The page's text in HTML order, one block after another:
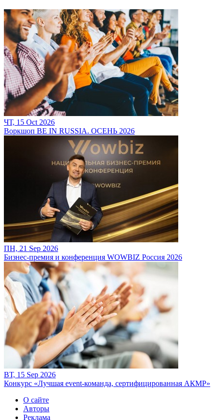
ЧТ, 15 Oct 2026
Воркшоп BE IN RUSSIA. ОСЕНЬ 2026
ПН, 21 Sep 2026
Бизнес-премия и конференция WOWBIZ Россия 2026
ВТ, 15 Sep 2026
Конкурс «Лучшая event-команда, сертифицированная АКМР»
О сайте
Авторы
Реклама